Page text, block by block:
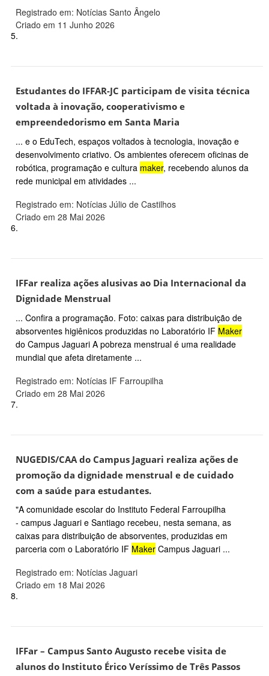
Registrado em: Notícias Santo Ângelo
Criado em 11 Junho 2026
5.
Estudantes do IFFAR-JC participam de visita técnica
voltada à inovação, cooperativismo e
empreendedorismo em Santa Maria
... e o EduTech, espaços voltados à tecnologia, inovação e
desenvolvimento criativo. Os ambientes oferecem oficinas de
robótica, programação e cultura maker, recebendo alunos da
rede municipal em atividades ...
Registrado em: Notícias Júlio de Castilhos
Criado em 28 Mai 2026
6.
IFFar realiza ações alusivas ao Dia Internacional da
Dignidade Menstrual
... Confira a programação. Foto: caixas para distribuição de
absorventes higiênicos produzidas no Laboratório IF Maker
do Campus Jaguari A pobreza menstrual é uma realidade
mundial que afeta diretamente ...
Registrado em: Notícias IF Farroupilha
Criado em 28 Mai 2026
7.
NUGEDIS/CAA do Campus Jaguari realiza ações de
promoção da dignidade menstrual e de cuidado
com a saúde para estudantes.
"A comunidade escolar do Instituto Federal Farroupilha
- campus Jaguari e Santiago recebeu, nesta semana, as
caixas para distribuição de absorventes, produzidas em
parceria com o Laboratório IF Maker Campus Jaguari ...
Registrado em: Notícias Jaguari
Criado em 18 Mai 2026
8.
IFFar – Campus Santo Augusto recebe visita de
alunos do Instituto Érico Veríssimo de Três Passos